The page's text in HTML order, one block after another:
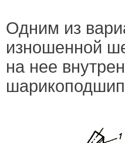
Одним из
изношенной
на нее